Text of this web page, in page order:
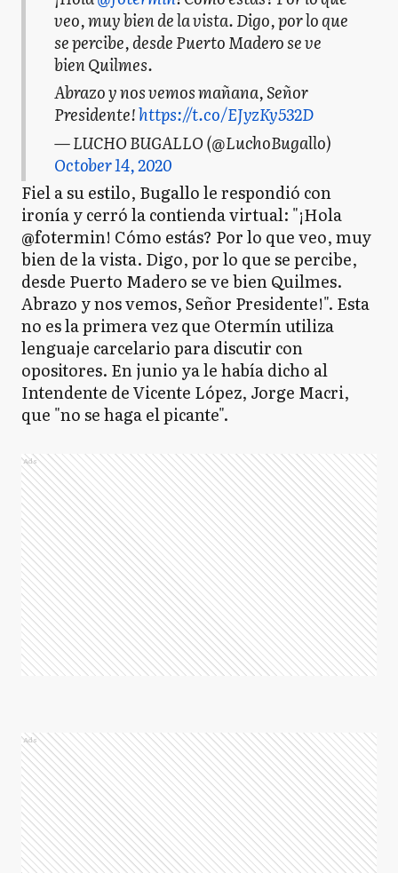
veo, muy bien de la vista. Digo, por lo que
se percibe, desde Puerto Madero se ve
bien Quilmes.
Abrazo y nos vemos mañana, Señor
Presidente!https://t.co/EJyzKy532D
— LUCHO BUGALLO (@LuchoBugallo)
October 14, 2020
Fiel a su estilo, Bugallo le respondió con
ironía y cerró la contienda virtual: "¡Hola
@fotermin! Cómo estás? Por lo que veo, muy
bien de la vista. Digo, por lo que se percibe,
desde Puerto Madero se ve bien Quilmes.
Abrazo y nos vemos, Señor Presidente!". Esta
no es la primera vez que Otermín utiliza
lenguaje carcelario para discutir con
opositores. En junio ya le había dicho al
Intendente de Vicente López, Jorge Macri,
que "no se haga el picante".
Ads
Ads